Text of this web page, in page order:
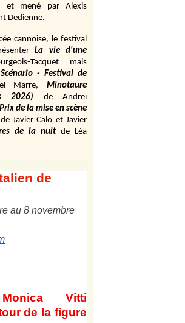
et mené par Alexis
Dedienne.
cannoise, le festival
La vie d'une
Tacquet
mais
- Festival de
Marre,
Minotaure
2026)
de Andreï
de la mise en scène
de Javier Calo et Javier
de la nuit de Léa
de
au 8 novembre
Vitti
de la figure